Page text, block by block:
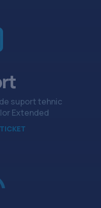
suport tehnic
Extended